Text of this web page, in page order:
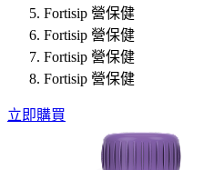
Fortisip 營保健
Fortisip 營保健
Fortisip 營保健
Fortisip 營保健
立即購買